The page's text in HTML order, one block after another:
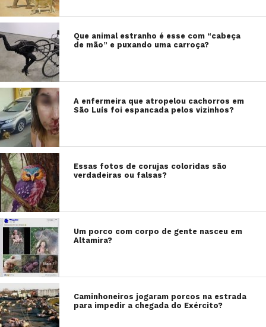
Que animal estranho é esse com “cabeça
de mão” e puxando uma carroça?
A enfermeira que atropelou cachorros em
São Luís foi espancada pelos vizinhos?
Essas fotos de corujas coloridas são
verdadeiras ou falsas?
Um porco com corpo de gente nasceu em
Altamira?
Caminhoneiros jogaram porcos na estrada
para impedir a chegada do Exército?